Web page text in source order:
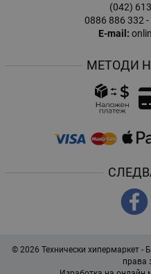
(042)
0886 886 332 -
E-mail:
МЕТОДИ
© 2026 Технически хипермаркет -
права